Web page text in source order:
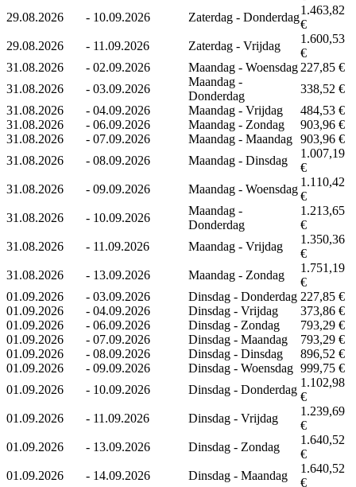
29.08.2026
- 10.09.2026 Zaterdag - Donderdag
1.463,82
€
29.08.2026
- 11.09.2026 Zaterdag - Vrijdag
1.600,53
€
31.08.2026
- 02.09.2026 Maandag - Woensdag 227,85 €
31.08.2026
- 03.09.2026
Maandag -
Donderdag
338,52 €
31.08.2026
- 04.09.2026 Maandag - Vrijdag
484,53 €
31.08.2026
- 06.09.2026 Maandag - Zondag
903,96 €
31.08.2026
- 07.09.2026 Maandag - Maandag 903,96 €
31.08.2026
- 08.09.2026 Maandag - Dinsdag
1.007,19
€
31.08.2026
- 09.09.2026 Maandag - Woensdag
1.110,42
€
31.08.2026
- 10.09.2026
Maandag -
Donderdag
1.213,65
€
31.08.2026
- 11.09.2026 Maandag - Vrijdag
1.350,36
€
31.08.2026
- 13.09.2026 Maandag - Zondag
1.751,19
€
01.09.2026
- 03.09.2026 Dinsdag - Donderdag 227,85 €
01.09.2026
- 04.09.2026 Dinsdag - Vrijdag
373,86 €
01.09.2026
- 06.09.2026 Dinsdag - Zondag
793,29 €
01.09.2026
- 07.09.2026 Dinsdag - Maandag
793,29 €
01.09.2026
- 08.09.2026 Dinsdag - Dinsdag
896,52 €
01.09.2026
- 09.09.2026 Dinsdag - Woensdag 999,75 €
01.09.2026
- 10.09.2026 Dinsdag - Donderdag
1.102,98
€
01.09.2026
- 11.09.2026 Dinsdag - Vrijdag
1.239,69
€
01.09.2026
- 13.09.2026 Dinsdag - Zondag
1.640,52
€
01.09.2026
- 14.09.2026 Dinsdag - Maandag
1.640,52
€